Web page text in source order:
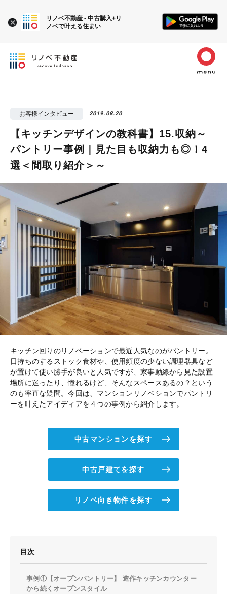
お客様インタビュー 2019.08.20
【キッチンデザインの教科書】15.収納～
パントリー事例｜見た目も収納力も◎！4
選＜間取り紹介＞～
キッチン回りのリノベーションで最近人気なのがパントリー。
日持ちのするストック食材や、使用頻度の少ない調理器具など
が置けて使い勝手が良いと人気ですが、家事動線から見た設置
場所に迷ったり、憧れるけど、そんなスペースあるの？という
のも率直な疑問。今回は、マンションリノベションでパントリ
ーを叶えたアイディアを４つの事例から紹介します。
中古マンションを探す
中古戸建てを探す
リノベ向き物件を探す
目次
事例①【オープンパントリー】 造作キッチンカウンター
から続くオープンスタイル
リノベ不動産 - 中古購入+リ
ノベで叶える住まい